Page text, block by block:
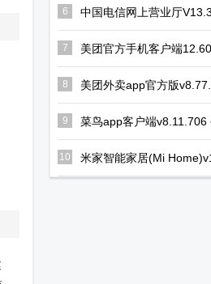
6 中国电信网上营业厅
7 美团官方手机客户端
8 美团外卖app官方版
9 菜鸟app客户端v8.11.706
10
米家智能家居(Mi
机版